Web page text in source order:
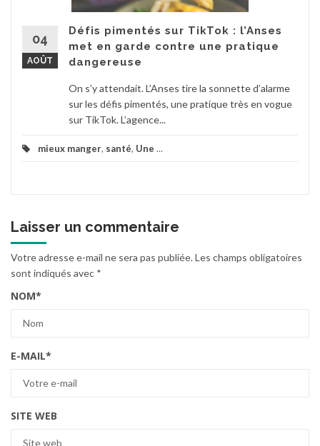
04
AOÛT
Défis pimentés sur TikTok : l’Anses
met en garde contre une pratique
dangereuse
On s’y attendait. L’Anses tire la sonnette d’alarme
sur les défis pimentés, une pratique très en vogue
sur TikTok. L’agence...
mieux manger, santé, Une ...
Laisser un commentaire
Votre adresse e-mail ne sera pas publiée.Les champs obligatoires
sont indiqués avec *
NOM*
E-MAIL*
SITE WEB